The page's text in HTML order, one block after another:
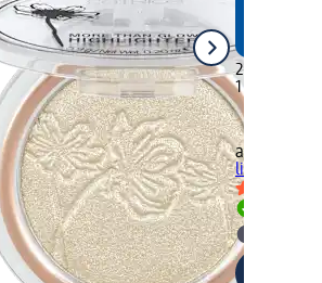
29,95 lei
1 buc
alverde
lichid